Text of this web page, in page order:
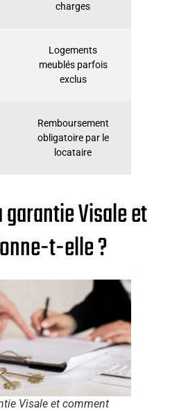
charges
Logements
meublés parfois
exclus
Remboursement
obligatoire par le
locataire
Visale et
t-elle ?
Visale et comment